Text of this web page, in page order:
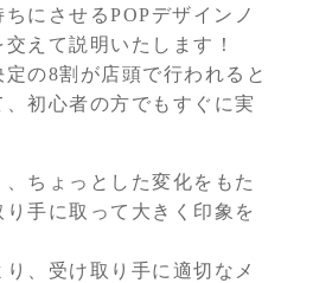
にさせるPOPデザインノ
えて説明いたします！
の8割が店頭で行われると
初心者の方でもすぐに実
ちょっとした変化をもた
手に取って大きく印象を
、受け取り手に適切なメ